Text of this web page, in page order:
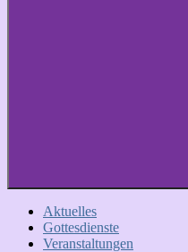
Aktuelles
Gottesdienste
Veranstaltungen